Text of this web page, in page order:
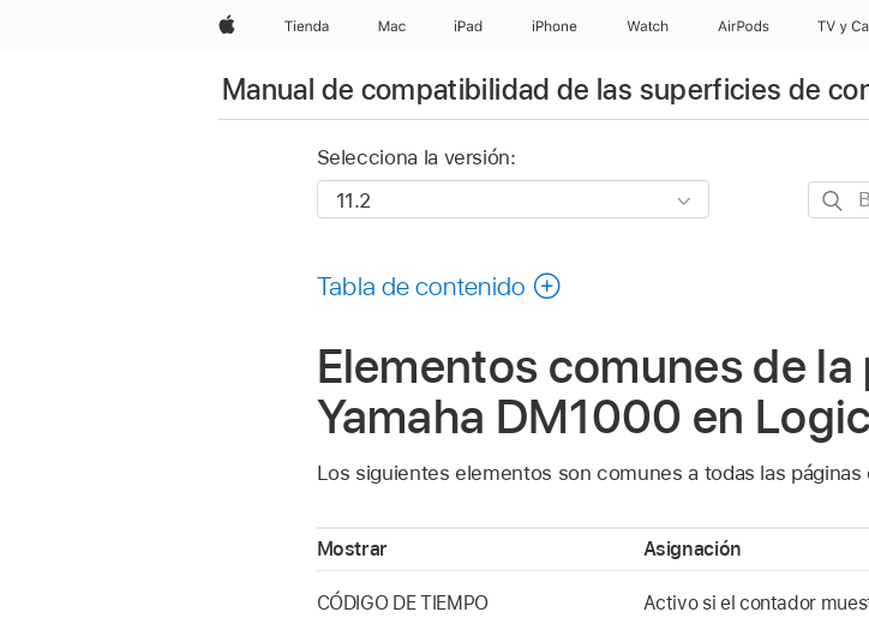
AppleTienda Mac iPad iPhone Watch AirPods TV y
Manual de compatibilidad de las superficies de
Selecciona la versión:
Tabla de contenido
Elementos comunes de
Yamaha DM1000 en
Los siguientes elementos son comunes a todas las páginas
Mostrar Asignación
CÓDIGO DE TIEMPO Activo si el contador